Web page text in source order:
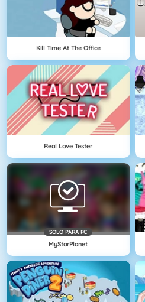
Kill Time At The Office
Real Love Tester
SOLO PARA PC
MyStarPlanet